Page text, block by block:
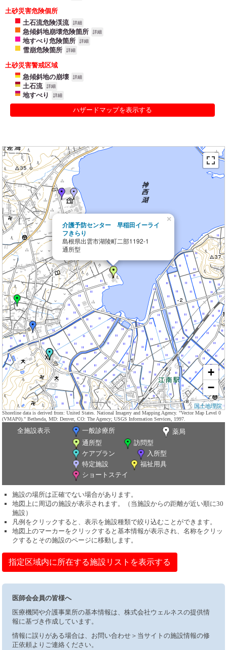
土砂災害危険個所
土石流危険渓流
詳細
急傾斜地崩壊危険箇所 詳細
地すべり危険箇所 詳細
雪崩危険箇所 詳細
土砂災害警戒区域
急傾斜地の崩壊
詳細
土石流 詳細
地すべり 詳細
ハザードマップを表示する
介護予防センター 早稲田イーライ
フきらり
島根県出雲市湖陵町二部1192-1
通所型
×
+
−
国土地理院
Shoreline data is derived from: United States. National Imagery and Mapping Agency. "Vector Map Level 0
(VMAP0)." Bethesda, MD: Denver, CO: The Agency; USGS Information Services, 1997.
全施設表示 一般診療所
薬局
通所型
訪問型
ケアプラン
入所型
特定施設
福祉用具
ショートステイ
施設の場所は正確でない場合があります。
地図上に周辺の施設が表示されます。（当施設からの距離が近い順に30
施設）
凡例をクリックすると、表示を施設種類で絞り込むことができます。
地図上のマーカーをクリックすると基本情報が表示され、名称をクリッ
クするとその施設のページに移動します。
指定区域内に所在する施設リストを表示する
医師会会員の皆様へ
医療機関や介護事業所の基本情報は、株式会社ウェルネスの提供情
報に基づき作成しています。
情報に誤りがある場合は、お問い合わせ＞当サイトの施設情報の修
正依頼よりご連絡ください。